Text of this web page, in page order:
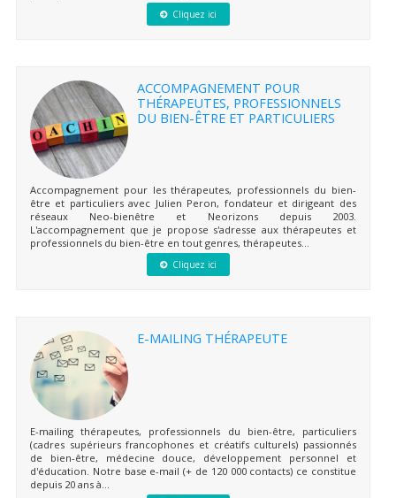
Cliquez ici
ACCOMPAGNEMENT POUR
THÉRAPEUTES, PROFESSIONNELS
DU BIEN-ÊTRE ET PARTICULIERS
Accompagnement pour les thérapeutes, professionnels du bien-
être et particuliers avec Julien Peron, fondateur et dirigeant des
réseaux Neo-bienêtre et Neorizons depuis 2003.
L'accompagnement que je propose s'adresse aux thérapeutes et
professionnels du bien-être en tout genres, thérapeutes...
Cliquez ici
E-MAILING THÉRAPEUTE
E-mailing thérapeutes, professionnels du bien-être, particuliers
(cadres supérieurs francophones et créatifs culturels) passionnés
de bien-être, médecine douce, développement personnel et
d'éducation. Notre base e-mail (+ de 120 000 contacts) ce constitue
depuis 20 ans à...